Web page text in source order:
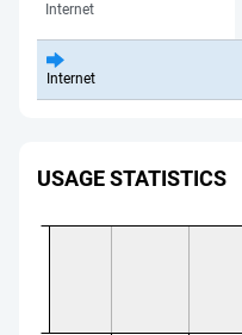
Internet
Internet
USAGE STATISTICS